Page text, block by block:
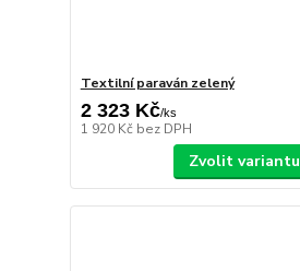
Textilní paraván zelený
2 323 Kč/ks
1 920 Kč bez DPH
Zvolit variantu